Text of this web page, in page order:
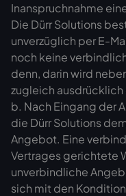
Inanspruchnahme
Die Dürr Solutions
unverzüglich per E-
noch keine
denn, darin wird
zugleich ausdrücklich
b. Nach Eingang der
die Dürr Solutions
Angebot. Eine
Vertrages gerichtete
unverbindliche
sich mit den